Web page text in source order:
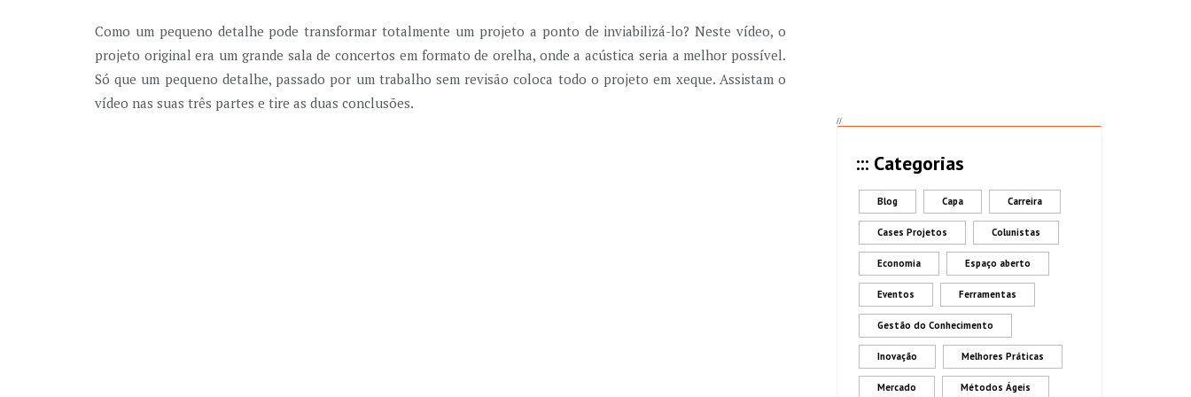
//
::: Categorias
Blog Capa Carreira
Cases Projetos Colunistas
Economia Espaço aberto
Eventos Ferramentas
Gestão do Conhecimento
Inovação Melhores Práticas
Mercado Métodos Ágeis
Como um pequeno detalhe pode transformar totalmente um projeto a ponto de inviabilizá-lo? Neste vídeo, o
projeto original era um grande sala de concertos em formato de orelha, onde a acústica seria a melhor possível.
Só que um pequeno detalhe, passado por um trabalho sem revisão coloca todo o projeto em xeque. Assistam o
vídeo nas suas três partes e tire as duas conclusões.